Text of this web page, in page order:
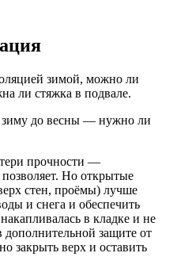
зимой, можно ли
ли стяжка в подвале.
зиму до весны — нужно ли
прочности —
позволяет. Но открытые
стен, проёмы) лучше
и снега и обеспечить
в кладке и не
защите от
закрыть верх и оставить